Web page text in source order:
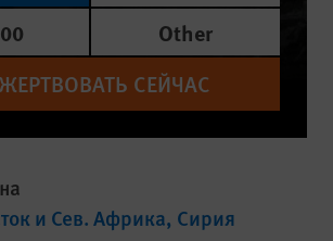
Other
СЕЙЧАС
и Сев. Африка Сирия